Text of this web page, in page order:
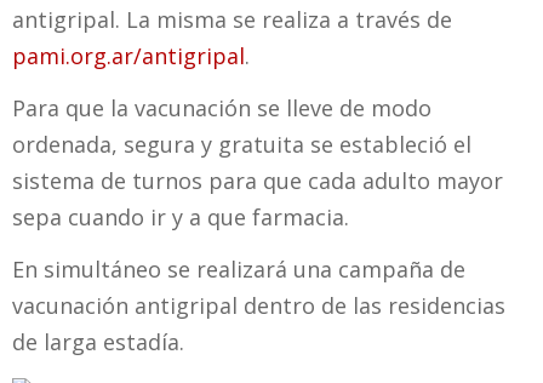
antigripal. La misma se realiza a través de
pami.org.ar/antigripal.
Para que la vacunación se lleve de modo
ordenada, segura y gratuita se estableció el
sistema de turnos para que cada adulto mayor
sepa cuando ir y a que farmacia.
En simultáneo se realizará una campaña de
vacunación antigripal dentro de las residencias
de larga estadía.